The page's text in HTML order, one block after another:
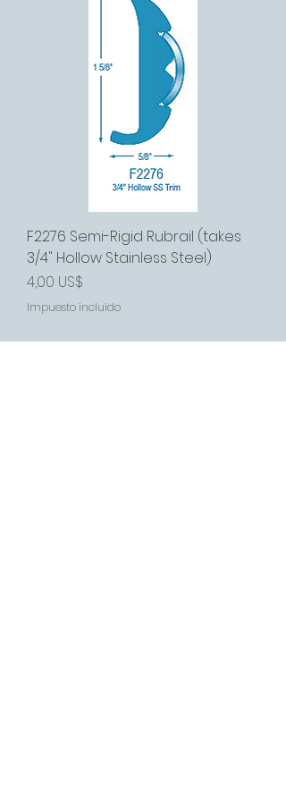
F2276 Semi-Rigid Rubrail (takes
3/4" Hollow Stainless Steel)
Precio
4,00 US$
Impuesto incluido